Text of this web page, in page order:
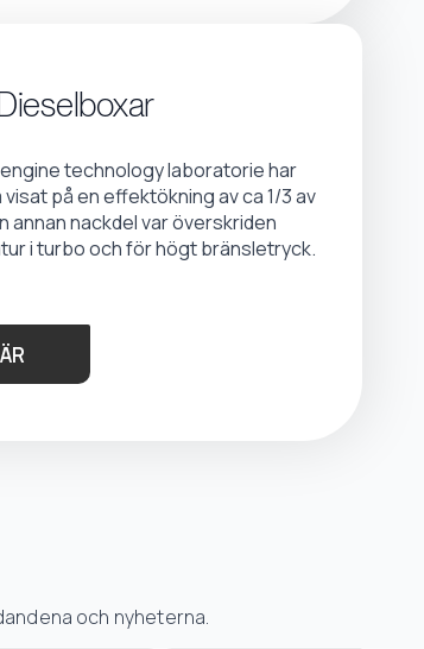
technology laboratorie har
på en effektökning av ca 1/3 av
annan nackdel var överskriden
i turbo och för högt bränsletryck.
och nyheterna.